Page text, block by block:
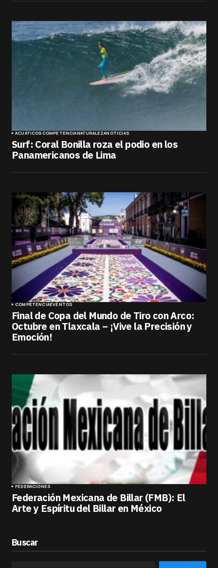
ACUÁTICOSCOMPETENCIANATURALEZANOTICIAS
Surf: Coral Bonilla roza el podio en los
Panamericanos de Lima
COMPETENCIAEVENTOS
Final de Copa del Mundo de Tiro con Arco:
Octubre en Tlaxcala – ¡Vive la Precisión y
Emoción!
FEDERACIONES
Federación Mexicana de Billar (FMB): El
Arte y Espíritu del Billar en México
Buscar